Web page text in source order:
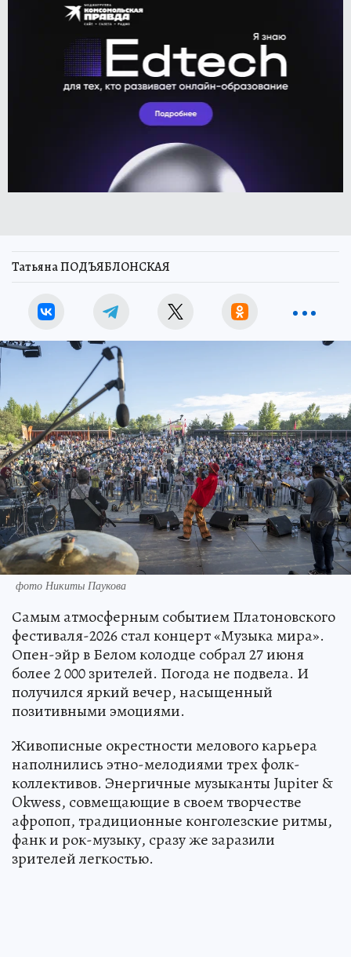
Татьяна ПОДЪЯБЛОНСКАЯ
фото Никиты Паукова
Самым атмосферным событием Платоновского
фестиваля-2026 стал концерт «Музыка мира».
Опен-эйр в Белом колодце собрал 27 июня
более 2 000 зрителей. Погода не подвела. И
получился яркий вечер, насыщенный
позитивными эмоциями.
Живописные окрестности мелового карьера
наполнились этно-мелодиями трех фолк-
коллективов. Энергичные музыканты Jupiter &
Okwess, совмещающие в своем творчестве
афропоп, традиционные конголезские ритмы,
фанк и рок-музыку, сразу же заразили
зрителей легкостью.